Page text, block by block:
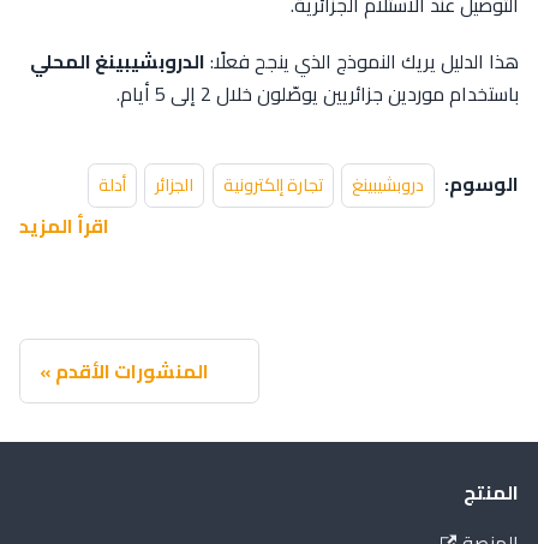
هذا الدليل يريك النموذج الذي ينجح فعلًا:الدروبشيبينغ المحلي
باستخدام موردين جزائريين يوصّلون خلال 2 إلى 5 أيام.
الوسوم: دروبشيبينغ تجارة إلكترونية الجزائر أدلة
اقرأ المزيد
المنشورات الأقدم
المنتج